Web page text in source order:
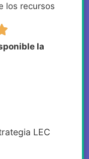
los recursos
la
LEC